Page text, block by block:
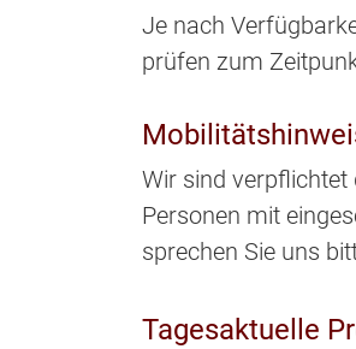
Je nach
prüfen zum
Wir sind
Personen mit
sprechen Sie uns
Tagesaktuelle